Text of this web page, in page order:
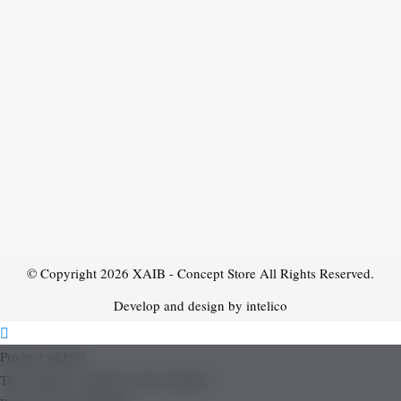
© Copyright 2026 XAIB - Concept Store All Rights Reserved.
Develop and design by intelico
Product added!
The product is already in the wishlist!